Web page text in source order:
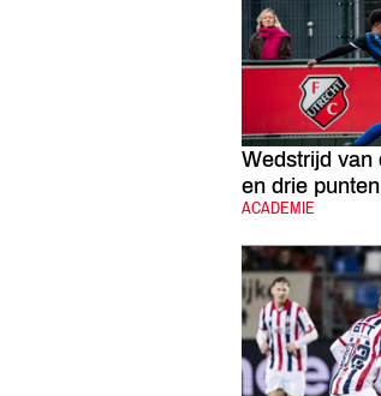
Wedstrijd van
en drie
CATEGORIE:
ACADEMIE